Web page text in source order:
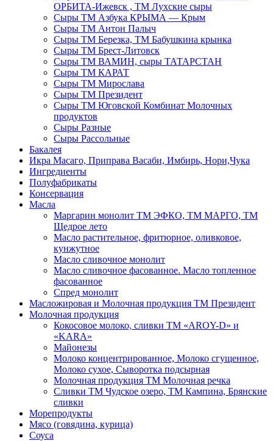
ОРБИТА-Ижевск , ТМ Лухские сыры
Сыры ТМ Азбука КРЫМА — Крым
Сыры ТМ Антон Палыч
Сыры ТМ Березка, ТМ Бабушкина крынка
Сыры ТМ Брест-Литовск
Сыры ТМ ВАМИН, сыры ТАТАРСТАН
Сыры ТМ КАРАТ
Сыры ТМ Мирослава
Сыры ТМ Президент
Сыры ТМ Юговской Комбинат Молочных
продуктов
Сыры Разные
Сыры Рассольные
Бакалея
Икра Масаго, Приправа Васаби, Имбирь, Нори,Чука
Ингредиенты
Полуфабрикаты
Консервация
Масла
Маргарин монолит ТМ ЭФКО, ТМ МАРГО, ТМ
Щедрое лето
Масло растительное, фритюрное, оливковое,
кунжутное
Масло сливочное монолит
Масло сливочное фасованное. Масло топленное
фасованное
Спред монолит
Масложировая и Молочная продукция ТМ Президент
Молочная продукция
Кокосовое молоко, сливки ТМ «AROY-D» и
«KARA»
Майонезы
Молоко концентрированное, Молоко сгущенное,
Молоко сухое, Сыворотка подсырная
Молочная продукция ТМ Молочная речка
Сливки ТМ Чудское озеро, ТМ Кампина, Брянские
сливки
Морепродукты
Мясо (говядина, курица)
Соуса